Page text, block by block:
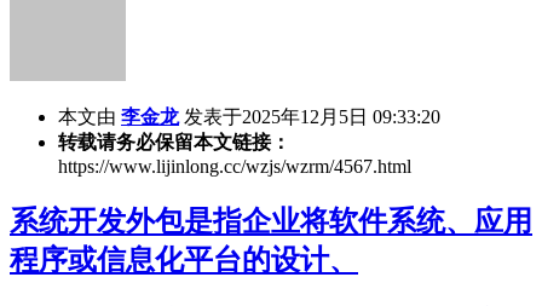
本文由 李金龙 发表于2025年12月5日 09:33:20
转载请务必保留本文链接：
https://www.lijinlong.cc/wzjs/wzrm/4567.html
系统开发外包是指企业将软件系统、应用
程序或信息化平台的设计、